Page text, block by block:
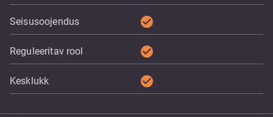
Seisusoojendus check_circle
Reguleeritav rool check_circle
Kesklukk check_circle